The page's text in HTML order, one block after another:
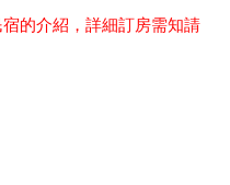
的介紹，詳細訂房需知請